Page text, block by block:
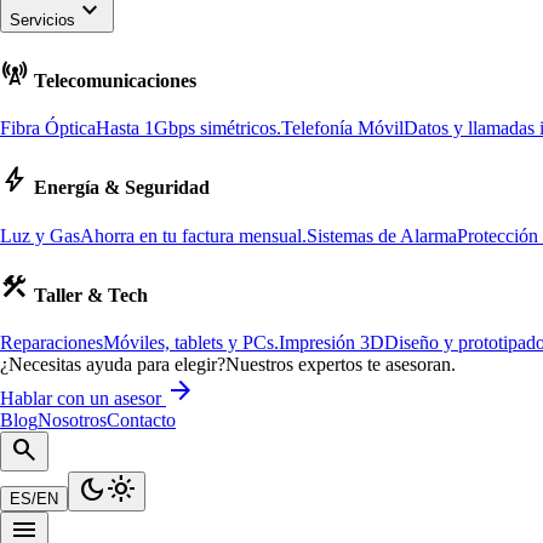
Servicios keyboard_arrow_down
cell_tower Telecomunicaciones
Fibra ÓpticaHasta 1Gbps simétricos.Telefonía MóvilDatos y llamadas
bolt Energía & Seguridad
Luz y GasAhorra en tu factura mensual.Sistemas de Alarma
construction Taller & Tech
ReparacionesMóviles, tablets y PCs.Impresión 3DDiseño y
¿Necesitas ayuda para elegir?Nuestros expertos te asesoran.
Hablar con un asesor arrow_forward
BlogNosotrosContacto
search
ES/EN dark_modelight_mode
menu